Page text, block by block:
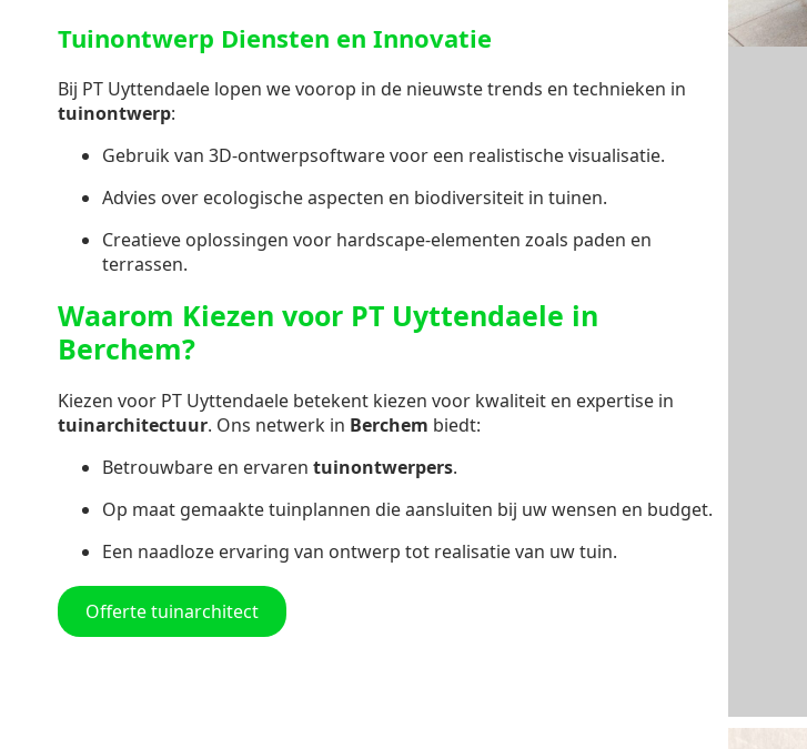
Tuinontwerp Diensten en Innovatie
Bij PT Uyttendaele lopen we voorop in de nieuwste trends en technieken in
tuinontwerp:
Gebruik van 3D-ontwerpsoftware voor een realistische visualisatie.
Advies over ecologische aspecten en biodiversiteit in tuinen.
Creatieve oplossingen voor hardscape-elementen zoals paden en
terrassen.
Waarom Kiezen voor PT Uyttendaele in
Berchem?
Kiezen voor PT Uyttendaele betekent kiezen voor kwaliteit en expertise in
tuinarchitectuur. Ons netwerk in Berchem biedt:
Betrouwbare en ervaren tuinontwerpers.
Op maat gemaakte tuinplannen die aansluiten bij uw wensen en budget.
Een naadloze ervaring van ontwerp tot realisatie van uw tuin.
Offerte tuinarchitect